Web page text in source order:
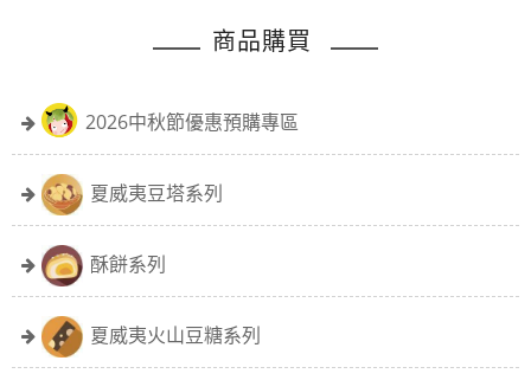
商品購買
2026中秋節優惠預購專區
夏威夷豆塔系列
酥餅系列
夏威夷火山豆糖系列